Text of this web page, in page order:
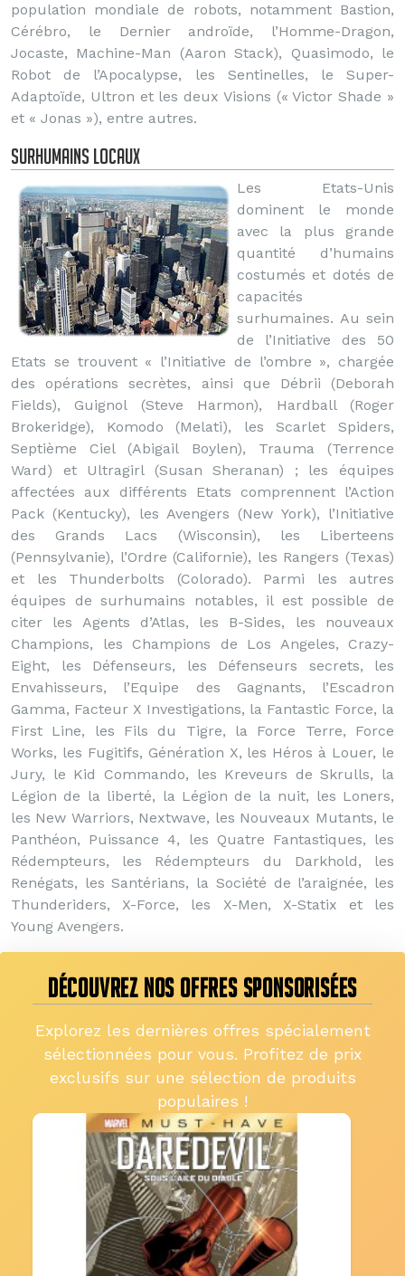
population mondiale de robots, notamment Bastion,
Cérébro, le Dernier androïde, l’Homme-Dragon,
Jocaste, Machine-Man (Aaron Stack), Quasimodo, le
Robot de l’Apocalypse, les Sentinelles, le Super-
Adaptoïde, Ultron et les deux Visions (« Victor Shade »
et « Jonas »), entre autres.
Surhumains locaux
Les Etats-Unis
dominent le monde
avec la plus grande
quantité d’humains
costumés et dotés de
capacités
surhumaines. Au sein
de l’Initiative des 50
Etats se trouvent « l’Initiative de l’ombre », chargée
des opérations secrètes, ainsi que Débrii (Deborah
Fields), Guignol (Steve Harmon), Hardball (Roger
Brokeridge), Komodo (Melati), les Scarlet Spiders,
Septième Ciel (Abigail Boylen), Trauma (Terrence
Ward) et Ultragirl (Susan Sheranan) ; les équipes
affectées aux différents Etats comprennent l’Action
Pack (Kentucky), les Avengers (New York), l’Initiative
des Grands Lacs (Wisconsin), les Liberteens
(Pennsylvanie), l’Ordre (Californie), les Rangers (Texas)
et les Thunderbolts (Colorado). Parmi les autres
équipes de surhumains notables, il est possible de
citer les Agents d’Atlas, les B-Sides, les nouveaux
Champions, les Champions de Los Angeles, Crazy-
Eight, les Défenseurs, les Défenseurs secrets, les
Envahisseurs, l’Equipe des Gagnants, l’Escadron
Gamma, Facteur X Investigations, la Fantastic Force, la
First Line, les Fils du Tigre, la Force Terre, Force
Works, les Fugitifs, Génération X, les Héros à Louer, le
Jury, le Kid Commando, les Kreveurs de Skrulls, la
Légion de la liberté, la Légion de la nuit, les Loners,
les New Warriors, Nextwave, les Nouveaux Mutants, le
Panthéon, Puissance 4, les Quatre Fantastiques, les
Rédempteurs, les Rédempteurs du Darkhold, les
Renégats, les Santérians, la Société de l’araignée, les
Thunderiders, X-Force, les X-Men, X-Statix et les
Young Avengers.
DÉCOUVREZ NOS OFFRES SPONSORISÉES
Explorez les dernières offres spécialement
sélectionnées pour vous. Profitez de prix
exclusifs sur une sélection de produits
populaires !